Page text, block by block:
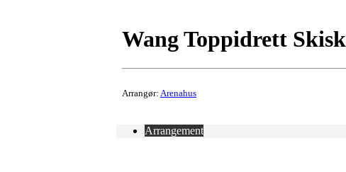
Wang Toppidrett
Arrangør: Arenahus
Arrangement